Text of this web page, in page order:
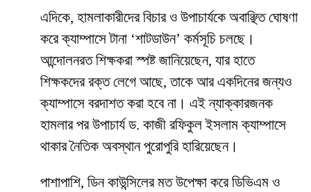
​এদিকে, হামলাকারীদের বিচার ও উপাচার্যকে অবাঞ্ছিত ঘোষণা
করে ক্যাম্পাসে টানা ‘শাটডাউন’ কর্মসূচি চলছে।
আন্দোলনরত শিক্ষকরা স্পষ্ট জানিয়েছেন, যার হাতে
শিক্ষকদের রক্ত লেগে আছে, তাকে আর একদিনের জন্যও
ক্যাম্পাসে বরদাশত করা হবে না। এই ন্যাক্কারজনক
হামলার পর উপাচার্য ড. কাজী রফিকুল ইসলাম ক্যাম্পাসে
থাকার নৈতিক অবস্থান পুরোপুরি হারিয়েছেন।
​পাশাপাশি, ডিন কাউন্সিলের মত উপেক্ষা করে ডিভিএম ও